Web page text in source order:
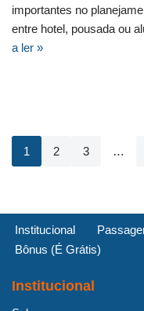
importantes no
entre hotel, pousada ou
a ler »
1 2 3 …
Institucional
Bônus (É Grátis)
Institucional